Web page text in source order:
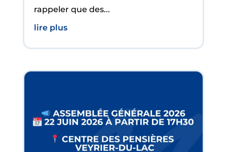
rappeler que des...
lire plus